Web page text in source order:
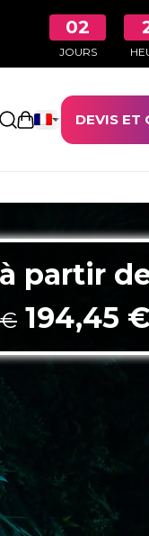
02
JOURS
Ouvrir le panier
DEVIS ET
partir
€ Le prix
194,45 €